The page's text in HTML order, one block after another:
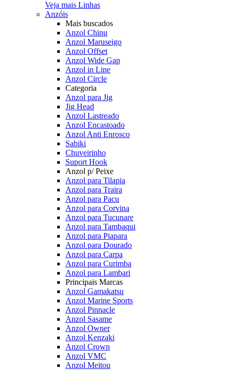
Veja mais Linhas
Anzóis
Mais buscados
Anzol Chinu
Anzol Maruseigo
Anzol Offset
Anzol Wide Gap
Anzol in Line
Anzol Circle
Categoria
Anzol para Jig
Jig Head
Anzol Lastreado
Anzol Encastoado
Anzol Anti Enrosco
Sabiki
Chuveirinho
Suport Hook
Anzol p/ Peixe
Anzol para Tilapia
Anzol para Traira
Anzol para Pacu
Anzol para Corvina
Anzol para Tucunare
Anzol para Tambaqui
Anzol para Piapara
Anzol para Dourado
Anzol para Carpa
Anzol para Curimba
Anzol para Lambari
Principais Marcas
Anzol Gamakatsu
Anzol Marine Sports
Anzol Pinnacle
Anzol Sasame
Anzol Owner
Anzol Kenzaki
Anzol Crown
Anzol VMC
Anzol Meitou